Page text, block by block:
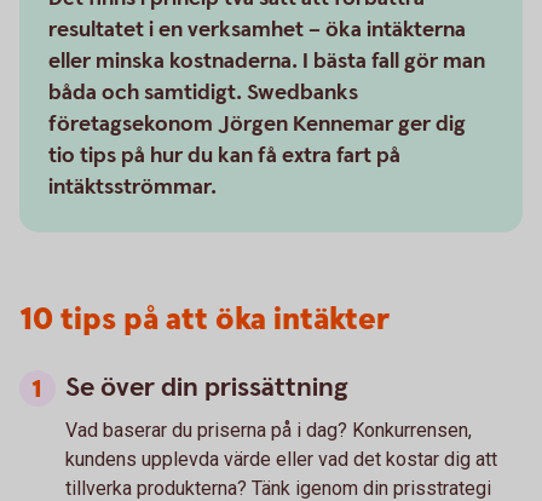
resultatet i en verksamhet – öka intäkterna
eller minska kostnaderna. I bästa fall gör man
båda och samtidigt. Swedbanks
företagsekonom Jörgen Kennemar ger dig
tio tips på hur du kan få extra fart på
intäktsströmmar.
10 tips på att öka intäkter
Se över din prissättning
Vad baserar du priserna på i dag? Konkurrensen,
kundens upplevda värde eller vad det kostar dig att
tillverka produkterna? Tänk igenom din prisstrategi